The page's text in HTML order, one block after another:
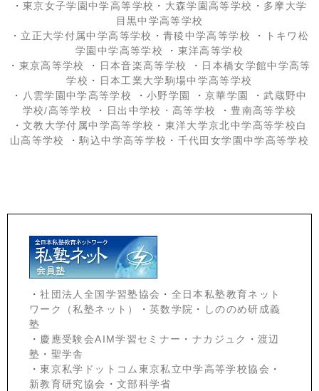
・ 東京女子学園中学高等学校 ・ 大森学園高等学校 ・ 多摩大学
目黒中学高等学校
・ 立正大学付属中学高等学校 ・ 青稜中学高等学校 ・
トキワ松
学園中学高等学校
・ 東洋高等学校
・ 東京高等学校 ・ 日本音楽高等学校 ・ 日本橋女学館中学高等
学校 ・
日本工業大学駒場中学高等学校
・ 八雲学園中学高等学校 ・ 小野学園 ・京華学園 ・武蔵野中
学校/高等学校
・ 日出中学校 ・高等学校 ・ 豊南高等学校
・ 文教大学付属中学高等学校 ・ 東洋大学京北中学高等学校白
山高等学校
・駒込中学高等学校 ・ 千代田女学園中学高等学校
・社団法人全国学習塾協会 ・ 全日本私塾教育ネット
ワーク（私塾ネット）
・ 英数学院 ・
しののめ研成義
塾
・ 慶應受験会AIM学習セミナー ・ ナカジュク ・ 渡辺
塾 ・ 聖学舎
・東京私学ドットコム東京私立中学高等学校協会 ・
新教育研究協会 ・ 文部科学省